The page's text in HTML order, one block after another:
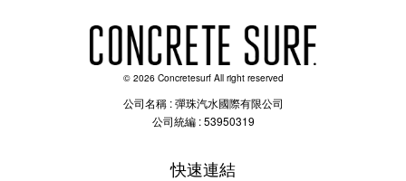
© 2026 Concretesurf All right reserved
公司名稱 : 彈珠汽水國際有限公司
公司統編 : 53950319
快速連結